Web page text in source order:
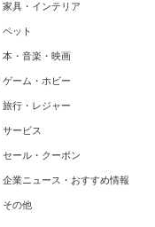
家具・インテリア
ペット
本・音楽・映画
ゲーム・ホビー
旅行・レジャー
サービス
セール・クーポン
企業ニュース・おすすめ情報
その他